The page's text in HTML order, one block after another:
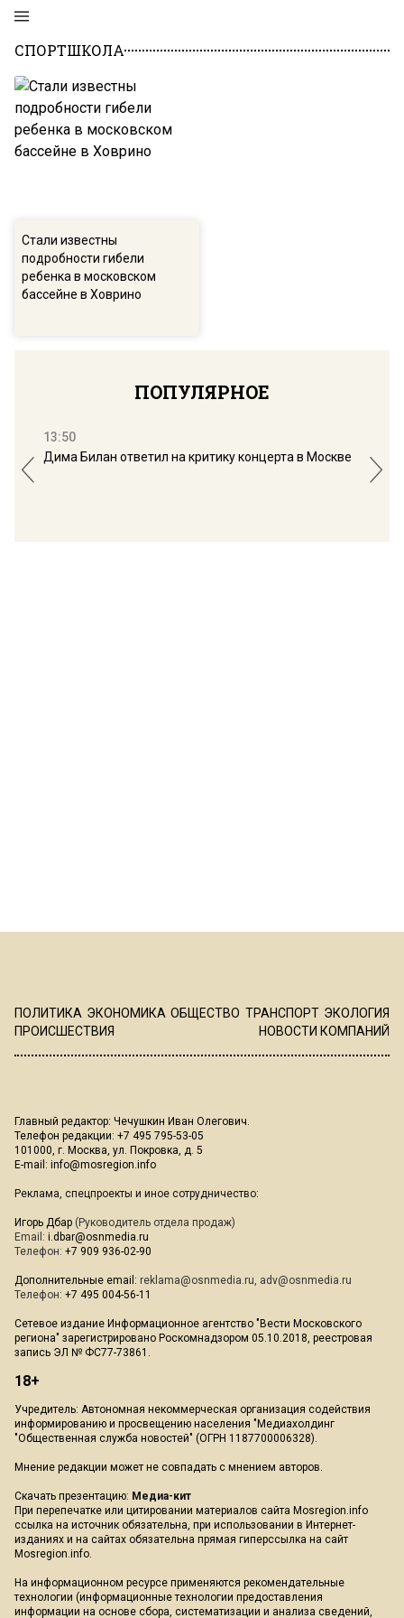
СПОРТШКОЛА
Стали известны
подробности гибели
ребенка в московском
бассейне в Ховрино
ПОПУЛЯРНОЕ
13:50
Дима Билан ответил на критику концерта в Москве
ПОЛИТИКА ЭКОНОМИКА ОБЩЕСТВО ТРАНСПОРТ ЭКОЛОГИЯ
ПРОИСШЕСТВИЯ
НОВОСТИ КОМПАНИЙ
Главный редактор: Чечушкин Иван Олегович.
Телефон редакции: +7 495 795-53-05
101000, г. Москва, ул. Покровка, д. 5
E-mail: info@mosregion.info
Реклама, спецпроекты и иное сотрудничество:
Игорь Дбар (Руководитель отдела продаж)
Email: i.dbar@osnmedia.ru
Телефон: +7 909 936-02-90
Дополнительные email: reklama@osnmedia.ru, adv@osnmedia.ru
Телефон: +7 495 004-56-11
Сетевое издание Информационное агентство "Вести Московского
региона" зарегистрировано Роскомнадзором 05.10.2018, реестровая
запись ЭЛ № ФС77-73861.
18+
Учредитель: Автономная некоммерческая организация содействия
информированию и просвещению населения "Медиахолдинг
"Общественная служба новостей" (ОГРН 1187700006328).
Мнение редакции может не совпадать с мнением авторов.
Скачать презентацию: Медиа-кит
При перепечатке или цитировании материалов сайта Mosregion.info
ссылка на источник обязательна, при использовании в Интернет-
изданиях и на сайтах обязательна прямая гиперссылка на сайт
Mosregion.info.
На информационном ресурсе применяются рекомендательные
технологии (информационные технологии предоставления
информации на основе сбора, систематизации и анализа сведений,